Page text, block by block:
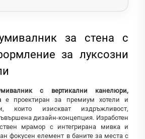
за стена с
за луксозни
с вертикални канелюри,
е проектиран за премиум хотели и
които изискват издръжливост,
дизайн-концепция. Изработен
мрамор с интегрирана мивка и
фокусен елемент в баните за места с